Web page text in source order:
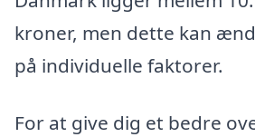
kroner, men dette kan
på individuelle faktorer.
For at give dig et bedre